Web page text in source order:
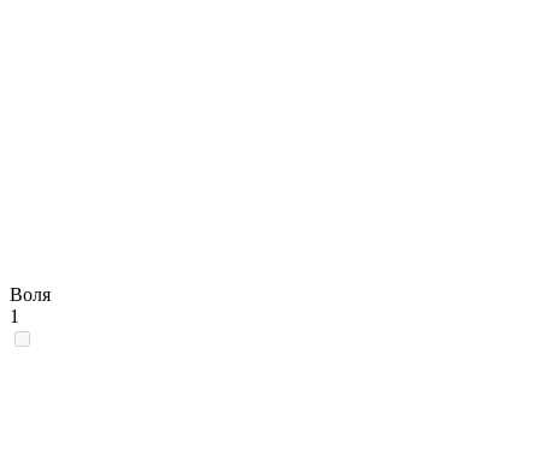
Воля
1